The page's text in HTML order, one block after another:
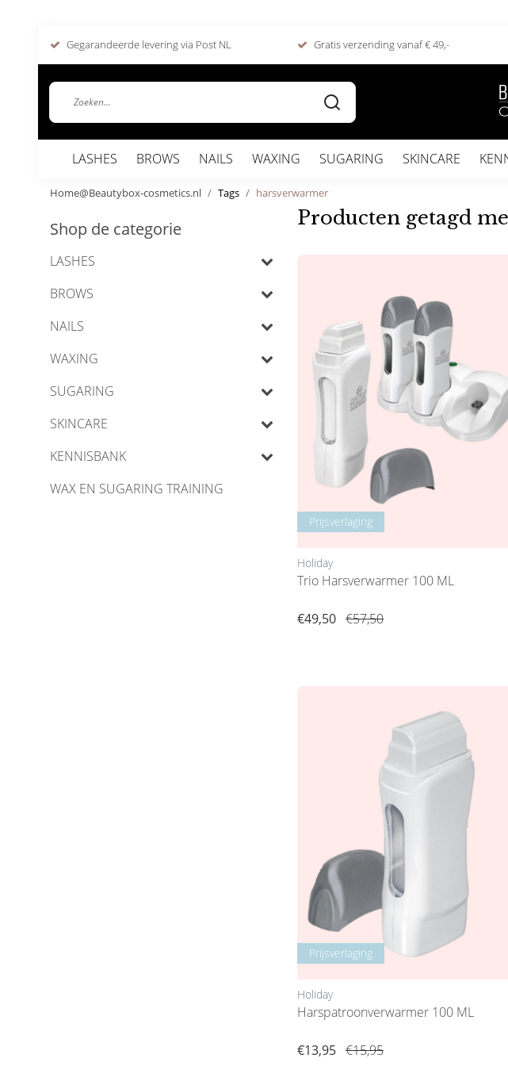
Gegarandeerde levering via Post NL Gratis verzending vanaf € 49,-
LASHES BROWS NAILS WAXING SUGARING SKINCARE
Home@Beautybox-cosmetics.nl Tags harsverwarmer
Shop de categorie
LASHES
BROWS
NAILS
WAXING
SUGARING
SKINCARE
KENNISBANK
WAX EN SUGARING TRAINING
Producten getagd
Prijsverlaging
Holiday
Trio Harsverwarmer 100 ML
€49,50 €57,50
Prijsverlaging
Holiday
Harspatroonverwarmer 100 ML
€13,95 €15,95